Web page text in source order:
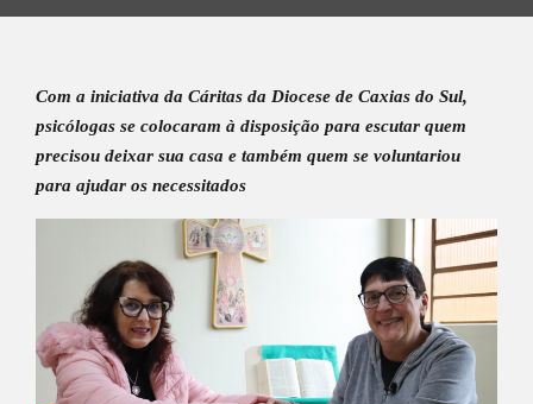
Com a iniciativa da Cáritas da Diocese de Caxias do Sul,
psicólogas se colocaram à disposição para escutar quem
precisou deixar sua casa e também quem se voluntariou
para ajudar os necessitados